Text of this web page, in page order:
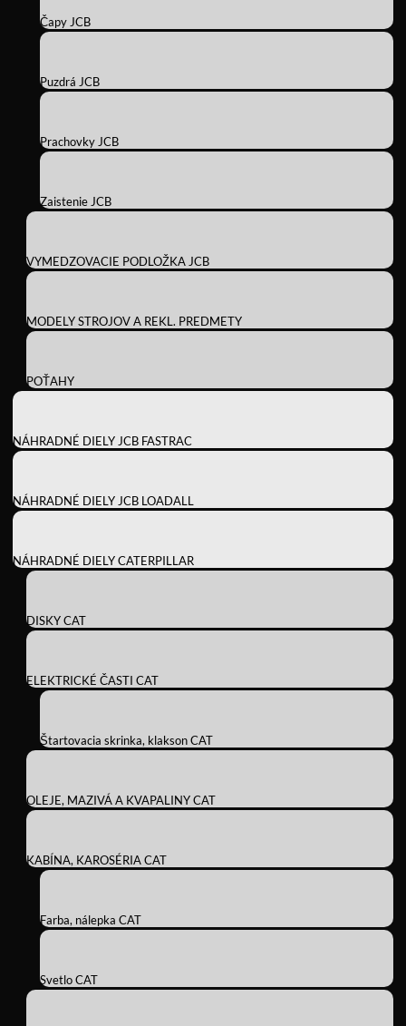
Čapy JCB
Puzdrá JCB
Prachovky JCB
Zaistenie JCB
VYMEDZOVACIE PODLOŽKA JCB
MODELY STROJOV A REKL. PREDMETY
POŤAHY
NÁHRADNÉ DIELY JCB FASTRAC
NÁHRADNÉ DIELY JCB LOADALL
NÁHRADNÉ DIELY CATERPILLAR
DISKY CAT
ELEKTRICKÉ ČASTI CAT
Štartovacia skrinka, klakson CAT
OLEJE, MAZIVÁ A KVAPALINY CAT
KABÍNA, KAROSÉRIA CAT
Farba, nálepka CAT
Svetlo CAT